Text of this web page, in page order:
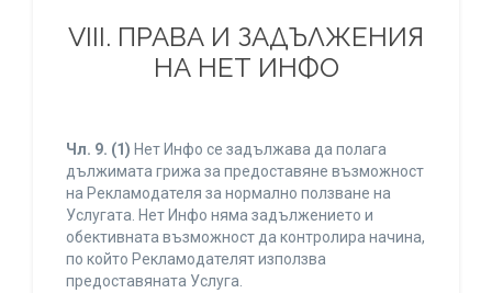
VIII. ПРАВА И ЗАДЪЛЖЕНИЯ
НА НЕТ ИНФО
Чл. 9. (1) Нет Инфо се задължава да полага
дължимата грижа за предоставяне възможност
на Рекламодателя за нормално ползване на
Услугата. Нет Инфо няма задължението и
обективната възможност да контролира начина,
по който Рекламодателят използва
предоставяната Услуга.